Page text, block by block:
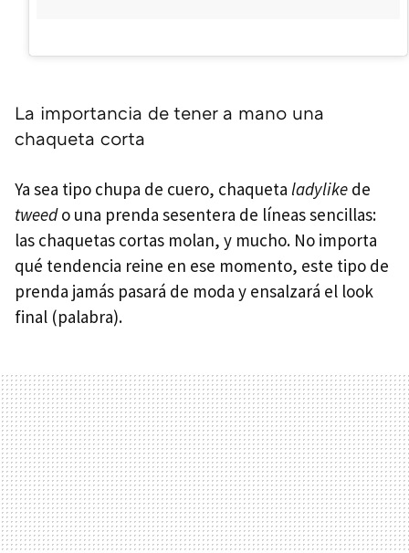
La importancia de tener a mano una
chaqueta corta
Ya sea tipo chupa de cuero, chaqueta ladylike de
tweedo una prenda sesentera de líneas sencillas:
las chaquetas cortas molan, y mucho. No importa
qué tendencia reine en ese momento, este tipo de
prenda jamás pasará de moda y ensalzará el look
final (palabra).